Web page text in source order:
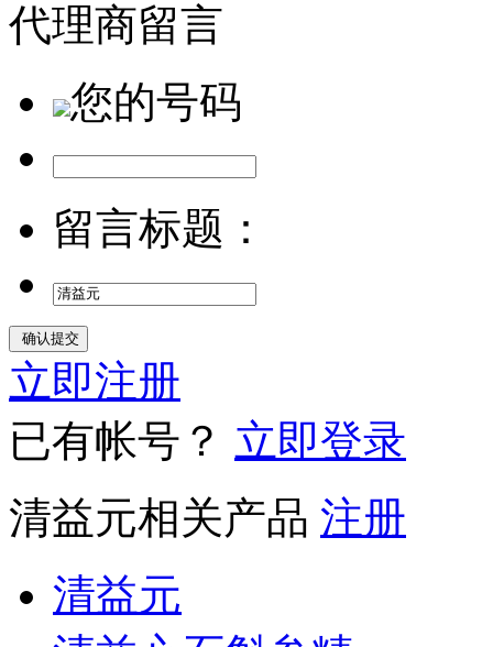
代理商留言
您的号码
留言标题：
立即注册
已有帐号？ 立即登录
清益元相关产品 注册
清益元